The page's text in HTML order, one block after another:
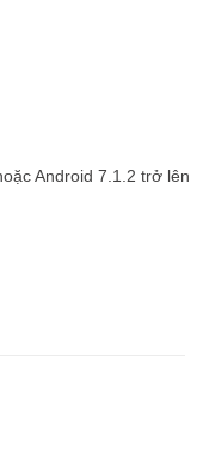
Android 7.1.2 trở lên